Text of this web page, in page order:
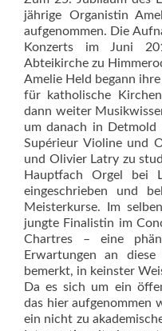
jährige Organis­tin
aufgenommen. Die
Konzerts im Juni
Abteikirche zu
Amelie Held begann
für katholische
dann weiter
um danach in Detmold
Supérieur Violine und
und Olivier Latry zu
Hauptfach Orgel bei
eingeschrieben und
Meisterkurse. Im
jungte Finalistin im
Chartres – eine
Erwartungen an
bemerkt, in keinster
Da es sich um ein
das hier aufgenommen
ein nicht zu